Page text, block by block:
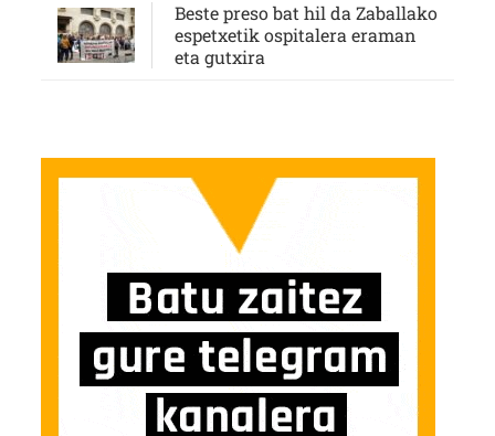
Beste preso bat hil da Zaballako
espetxetik ospitalera eraman
eta gutxira